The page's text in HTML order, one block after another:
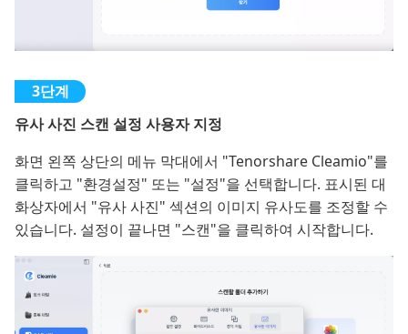
유사 사진 스캔 설정 사용자 지정
화면 왼쪽 상단의 메뉴 막대에서 "Tenorshare Cleamio"를
클릭하고 "환경설정" 또는 "설정"을 선택합니다. 표시된 대
화상자에서 "유사 사진" 섹션의 이미지 유사도를 조정할 수
있습니다. 설정이 끝나면 "스캔"을 클릭하여 시작합니다.